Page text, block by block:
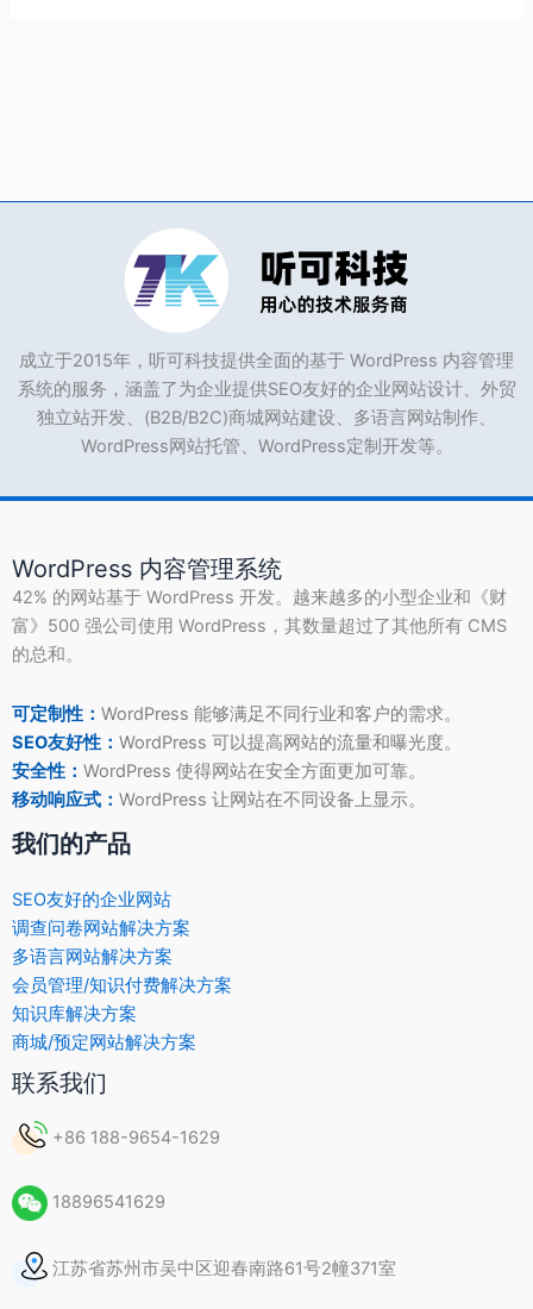
成立于2015年，听可科技提供全面的基于 WordPress 内容管理
系统的服务，涵盖了为企业提供SEO友好的企业网站设计、外贸
独立站开发、(B2B/B2C)商城网站建设、多语言网站制作、
WordPress网站托管、WordPress定制开发等。
WordPress 内容管理系统
42% 的网站基于 WordPress 开发。越来越多的小型企业和《财
富》500 强公司使用 WordPress，其数量超过了其他所有 CMS
的总和。
可定制性： WordPress 能够满足不同行业和客户的需求。
SEO友好性： WordPress 可以提高网站的流量和曝光度。
安全性： WordPress 使得网站在安全方面更加可靠。
移动响应式： WordPress 让网站在不同设备上显示。
我们的产品
SEO友好的企业网站
调查问卷网站解决方案
多语言网站解决方案
会员管理/知识付费解决方案
知识库解决方案
商城/预定网站解决方案
联系我们
+86 188-9654-1629
18896541629
江苏省苏州市吴中区迎春南路61号2幢371室